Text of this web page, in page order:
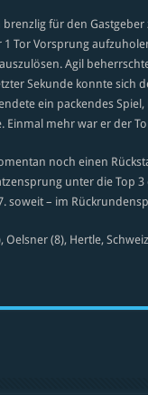
für den
Tor Vorsprung
Agil
Sekunde konnte sich
ein packendes
mehr war er der
noch einen
unter die Top 3
soweit – im
Oelsner (8), Hertle,